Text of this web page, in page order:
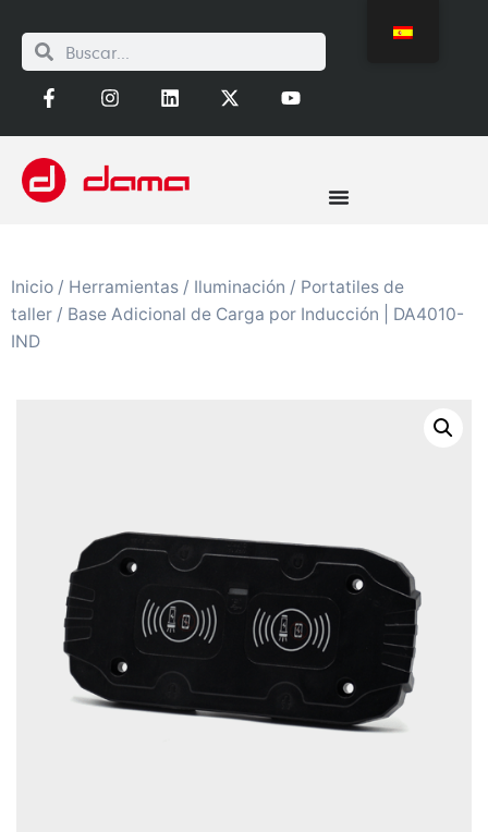
Inicio / Herramientas / Iluminación / Portatiles de
taller / Base Adicional de Carga por Inducción | DA4010-
IND